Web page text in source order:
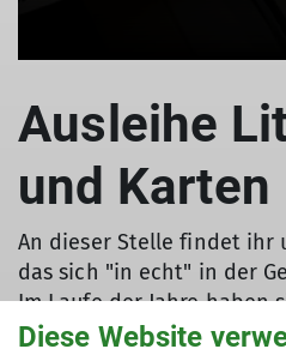
Ausleihe
und Karten
An dieser Stelle findet ihr
das sich "in echt" in der
Im Laufe der Jahre haben
Bibliothekjede Menge
Diese Website